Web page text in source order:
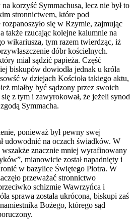
korzyść Symmachusa, lecz nie był to
stronnictwem, które pod
się w Rzymie, zajmując
także rzucając kolejne kalumnie na
wikariusza, tym razem twierdząc, iż
dóbr kościelnych.
miał sądzić papieża. Część
biskupów dowiodła jednak u króla
w dziejach Kościoła takiego aktu,
miałby być sądzony przez swoich
z tym i zawyrokował, że jeżeli synod
Symmacha.
ponieważ był pewny swej
udowodnić na oczach świadków. W
wszakże znacznie mniej wyrafinowany
mianowicie został napadnięty i
w bazylice Świętego Piotra. W
przeważać stronnictwo
schizmie Wawrzyńca i
sprawa została ukrócona, biskupi zaś
Bożego, którego sąd